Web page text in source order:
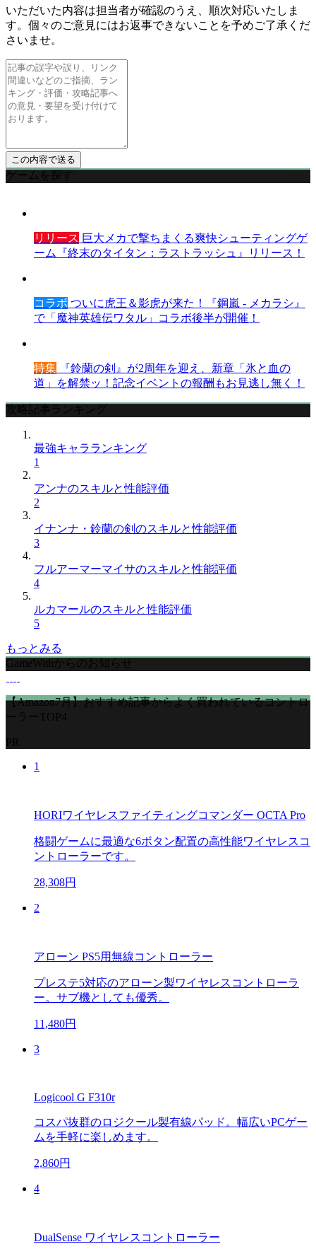
いただいた内容は担当者が確認のうえ、順次対応いたしま
す。個々のご意見にはお返事できないことを予めご了承くだ
さいませ。
ゲームを探す
リリース 巨大メカで撃ちまくる爽快シューティングゲ
ーム『終末のタイタン：ラストラッシュ』リリース！
コラボ ついに虎王＆影虎が来た！『鋼嵐 - メカラシ』
で「魔神英雄伝ワタル」コラボ後半が開催！
特集 『鈴蘭の剣』が2周年を迎え、新章「氷と血の
道」を解禁ッ！記念イベントの報酬もお見逃し無く！
攻略記事ランキング
最強キャラランキング
1
アンナのスキルと性能評価
2
イナンナ・鈴蘭の剣のスキルと性能評価
3
フルアーマーマイサのスキルと性能評価
4
ルカマールのスキルと性能評価
5
もっとみる
GameWithからのお知らせ
【Amazon7月】おすすめ記事からよく買われているコントロ
ーラーTOP4
PR
1
HORIワイヤレスファイティングコマンダー OCTA Pro
格闘ゲームに最適な6ボタン配置の高性能ワイヤレスコ
ントローラーです。
28,308円
2
アローン PS5用無線コントローラー
プレステ5対応のアローン製ワイヤレスコントローラ
ー。サブ機としても優秀。
11,480円
3
Logicool G F310r
コスパ抜群のロジクール製有線パッド。幅広いPCゲー
ムを手軽に楽しめます。
2,860円
4
DualSense ワイヤレスコントローラー